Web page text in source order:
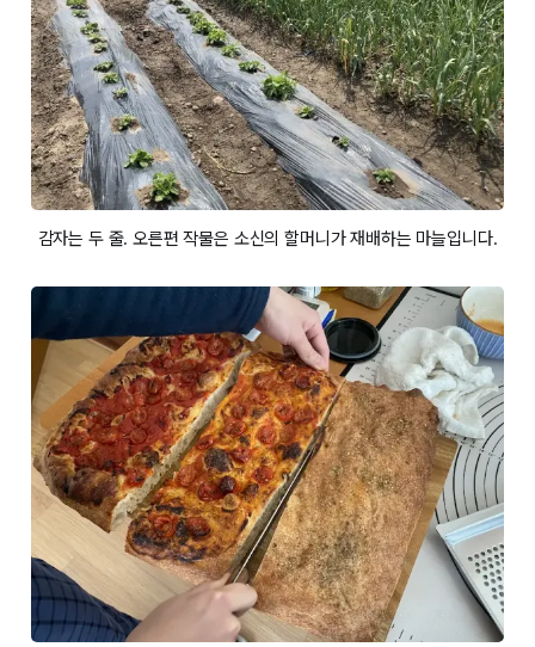
감자는 두 줄. 오른편 작물은 소신의 할머니가 재배하는 마늘입니다.